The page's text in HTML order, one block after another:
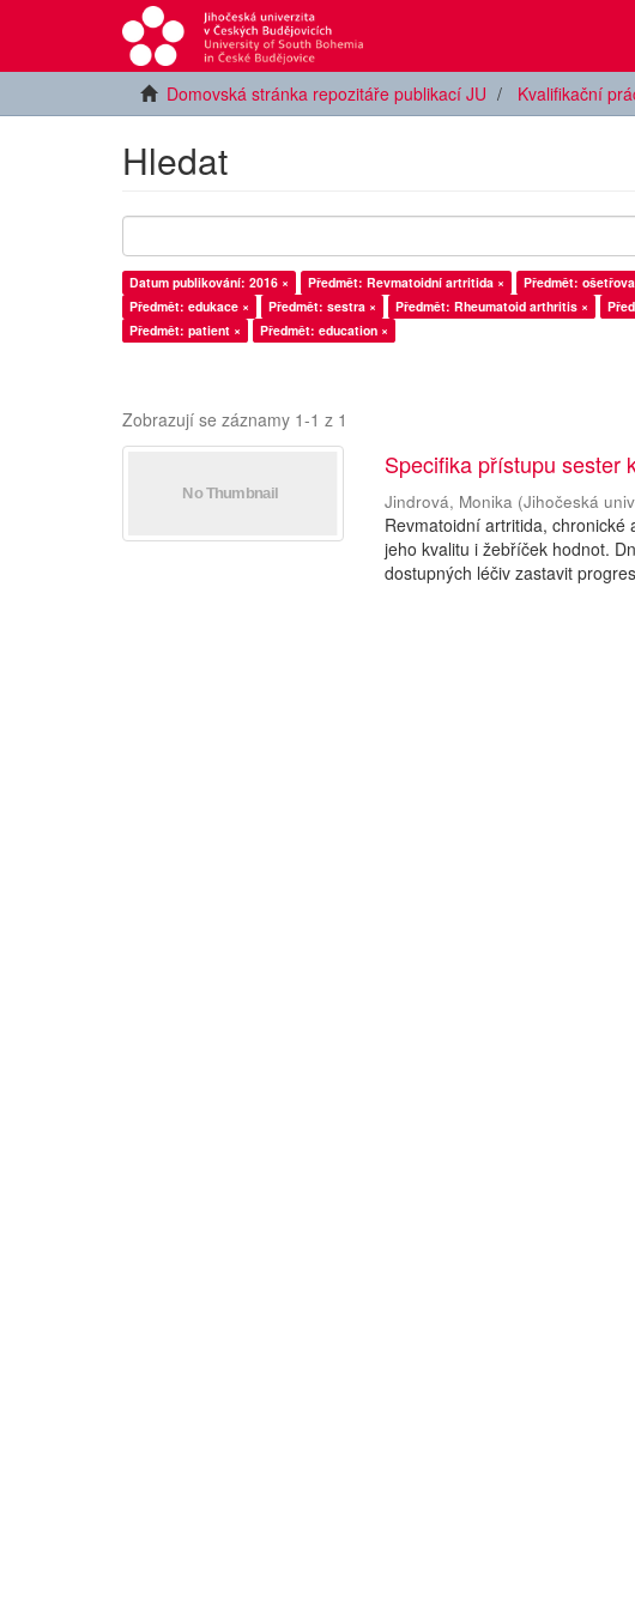
Domovská stránka repozitáře publikací JU Kvalifikační
Hledat
Datum publikování: 2016 × Předmět: Revmatoidní artritida × Předmět:
Předmět: edukace ×
Předmět: sestra × Předmět: Rheumatoid arthritis ×
Předmět: patient ×
Předmět: education ×
Zobrazují se záznamy 1-1 z 1
Specifika přístupu sester
Jindrová, Monika (Jihočeská
Revmatoidní artritida,
jeho kvalitu i žebříček hodnot.
dostupných léčiv zastavit